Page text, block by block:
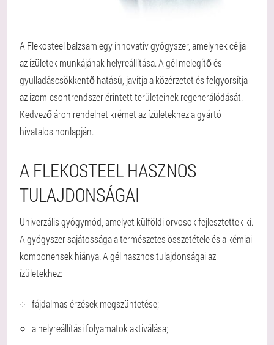
A Flekosteel balzsam egy innovatív gyógyszer, amelynek célja
az ízületek munkájának helyreállítása. A gél melegítő és
gyulladáscsökkentő hatású, javítja a közérzetet és felgyorsítja
az izom-csontrendszer érintett területeinek regenerálódását.
Kedvező áron rendelhet krémet az ízületekhez a gyártó
hivatalos honlapján.
A FLEKOSTEEL HASZNOS
TULAJDONSÁGAI
Univerzális gyógymód, amelyet külföldi orvosok fejlesztettek ki.
A gyógyszer sajátossága a természetes összetétele és a kémiai
komponensek hiánya. A gél hasznos tulajdonságai az
ízületekhez:
fájdalmas érzések megszüntetése;
a helyreállítási folyamatok aktiválása;